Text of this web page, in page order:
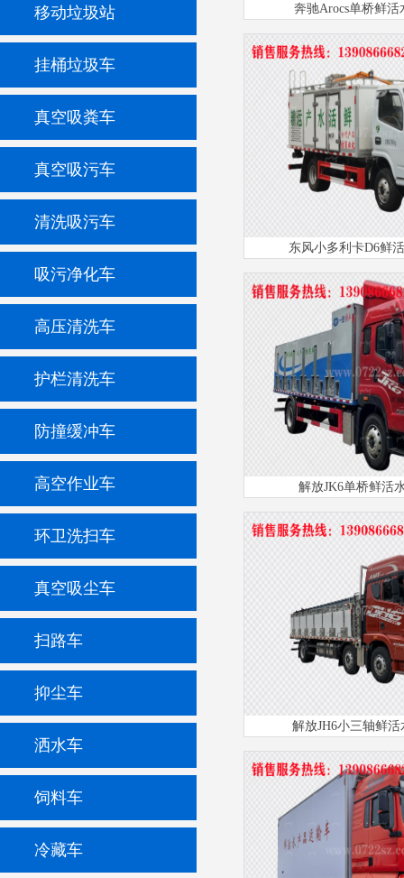
移动垃圾站
挂桶垃圾车
真空吸粪车
真空吸污车
清洗吸污车
吸污净化车
高压清洗车
护栏清洗车
防撞缓冲车
高空作业车
环卫洗扫车
真空吸尘车
扫路车
抑尘车
洒水车
饲料车
冷藏车
奔驰Arocs单桥鲜活
东风小多利卡D6鲜
解放JK6单桥鲜活
解放JH6小三轴鲜